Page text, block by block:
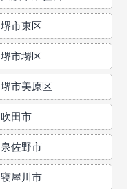
堺市東区
堺市堺区
堺市美原区
吹田市
泉佐野市
寝屋川市